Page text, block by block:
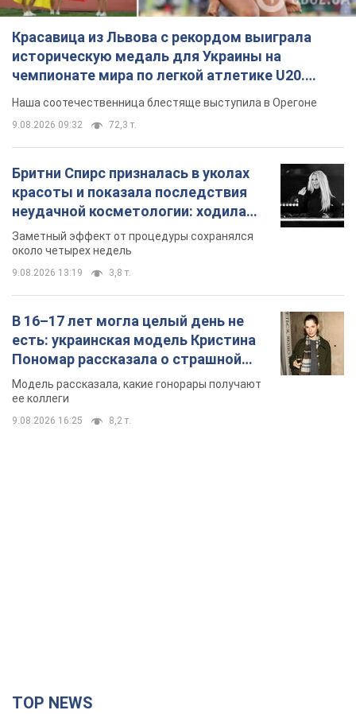
Красавица из Львова с рекордом выиграла
историческую медаль для Украины на
чемпионате мира по легкой атлетике U20.
Видео
Наша соотечественница блестяще выступила в Орегоне
9.08.2026 09:32 72,3 т.
Бритни Спирс призналась в уколах
красоты и показала последствия
неудачной косметологии: ходила
так почти месяц
Заметный эффект от процедуры сохранялся
около четырех недель
9.08.2026 13:19 3,8 т.
В 16–17 лет могла целый день не
есть: украинская модель Кристина
Пономар рассказала о страшной
стороне модельной карьеры
Модель рассказала, какие гонорары получают
ее коллеги
9.08.2026 16:25 8,2 т.
TOP NEWS